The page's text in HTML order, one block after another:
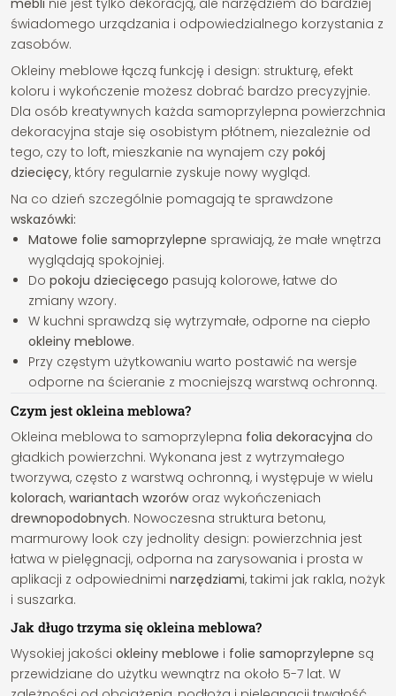
mebli nie jest tylko dekoracją, ale narzędziem do bardziej
świadomego urządzania i odpowiedzialnego korzystania z
zasobów.
Okleiny meblowe łączą funkcję i design: strukturę, efekt
koloru i wykończenie możesz dobrać bardzo precyzyjnie.
Dla osób kreatywnych każda samoprzylepna powierzchnia
dekoracyjna staje się osobistym płótnem, niezależnie od
tego, czy to loft, mieszkanie na wynajem czy pokój
dziecięcy, który regularnie zyskuje nowy wygląd.
Na co dzień szczególnie pomagają te sprawdzone
wskazówki:
Matowe folie samoprzylepne sprawiają, że małe wnętrza
wyglądają spokojniej.
Do pokoju dziecięcego pasują kolorowe, łatwe do
zmiany wzory.
W kuchni sprawdzą się wytrzymałe, odporne na ciepło
okleiny meblowe.
Przy częstym użytkowaniu warto postawić na wersje
odporne na ścieranie z mocniejszą warstwą ochronną.
Czym jest okleina meblowa?
Okleina meblowa to samoprzylepna folia dekoracyjna do
gładkich powierzchni. Wykonana jest z wytrzymałego
tworzywa, często z warstwą ochronną, i występuje w wielu
kolorach, wariantach wzoróworaz wykończeniach
drewnopodobnych. Nowoczesna struktura betonu,
marmurowy look czy jednolity design: powierzchnia jest
łatwa w pielęgnacji, odporna na zarysowania i prosta w
aplikacji z odpowiednimi narzędziami, takimi jak rakla, nożyk
i suszarka.
Jak długo trzyma się okleina meblowa?
Wysokiej jakości okleiny meblowe i folie samoprzylepne są
przewidziane do użytku wewnątrz na około 5-7 lat. W